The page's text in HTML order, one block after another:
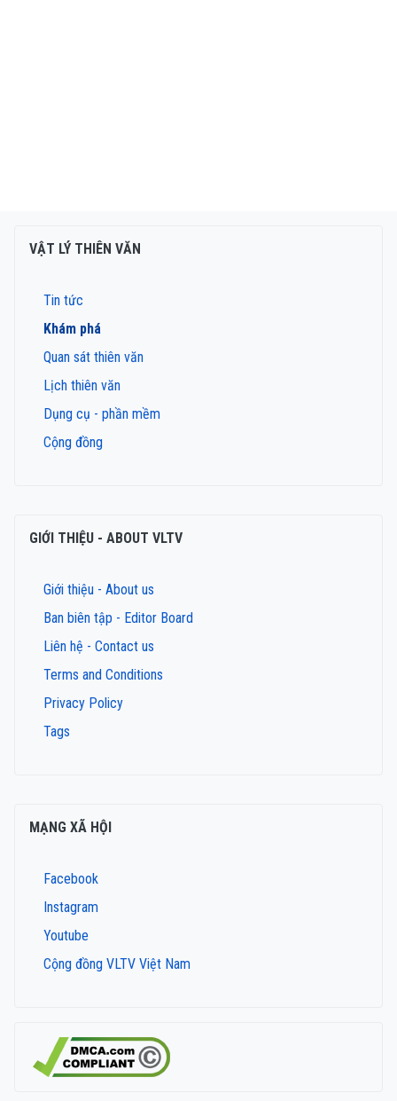
VẬT LÝ THIÊN VĂN
Tin tức
Khám phá
Quan sát thiên văn
Lịch thiên văn
Dụng cụ - phần mềm
Cộng đồng
GIỚI THIỆU - ABOUT VLTV
Giới thiệu - About us
Ban biên tập - Editor Board
Liên hệ - Contact us
Terms and Conditions
Privacy Policy
Tags
MẠNG XÃ HỘI
Facebook
Instagram
Youtube
Cộng đồng VLTV Việt Nam